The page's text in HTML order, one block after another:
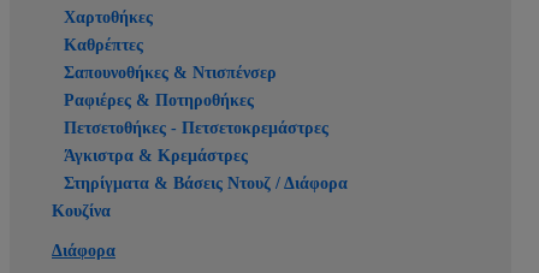
Χαρτοθήκες
Καθρέπτες
Σαπουνοθήκες & Ντισπένσερ
Ραφιέρες & Ποτηροθήκες
Πετσετοθήκες - Πετσετοκρεμάστρες
Άγκιστρα & Κρεμάστρες
Στηρίγματα & Βάσεις Ντουζ / Διάφορα
Κουζίνα
Διάφορα